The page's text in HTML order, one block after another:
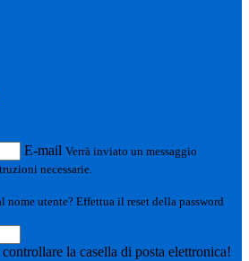
E-mail Verrà inviato un messaggio
necessarie.
nome utente? Effettua il reset della password
la casella di posta elettronica!